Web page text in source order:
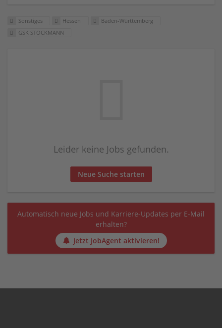
Sonstiges Hessen
Baden-Württemberg
GSK STOCKMANN
Leider keine Jobs gefunden.
Neue Suche starten
Automatisch neue Jobs und Karriere-Updates per E-Mail
erhalten?
Jetzt JobAgent aktivieren!